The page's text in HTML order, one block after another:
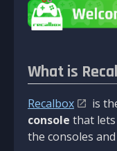
What is
Recalbox is
console that
the consoles